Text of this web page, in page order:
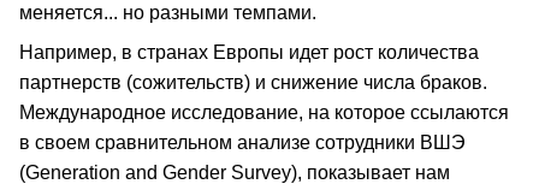
меняется... но разными темпами.
Например, в странах Европы идет рост количества
партнерств (сожительств) и снижение числа браков.
Международное исследование, на которое ссылаются
в своем сравнительном анализе сотрудники ВШЭ
(Generation and Gender Survey), показывает нам